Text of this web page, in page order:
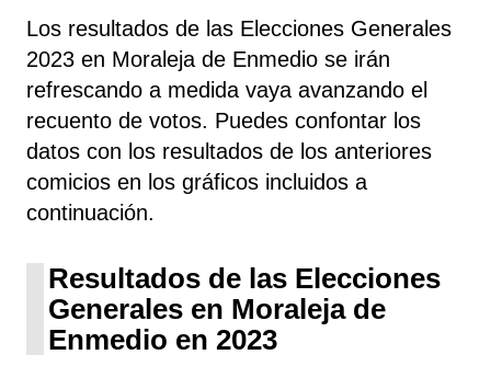
Los resultados de las Elecciones Generales
2023 en Moraleja de Enmedio se irán
refrescando a medida vaya avanzando el
recuento de votos. Puedes confontar los
datos con los resultados de los anteriores
comicios en los gráficos incluidos a
continuación.
Resultados de las Elecciones
Generales en Moraleja de
Enmedio en 2023